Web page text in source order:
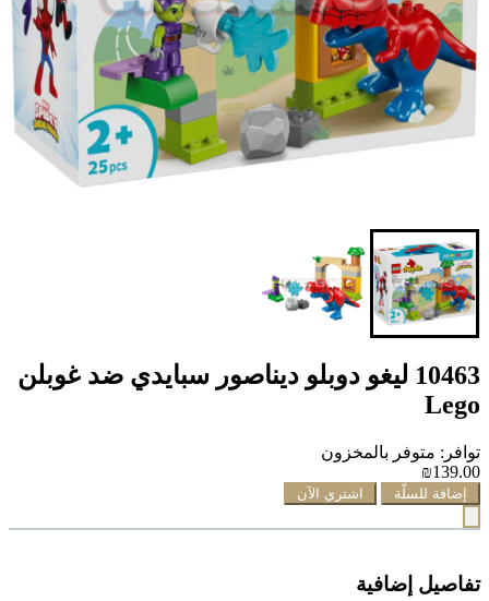
10463 ليغو دوبلو ديناصور سبايدي ضد غوبلن
Lego
توافر: متوفر بالمخزون
₪139.00
إضافة للسلّة اشتري الآن
تفاصيل إضافية